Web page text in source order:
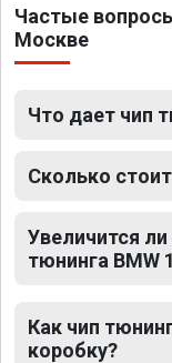
Частые
Москве
Что дает чип
Сколько
Увеличится
тюнинга BMW
Как чип
коробку?